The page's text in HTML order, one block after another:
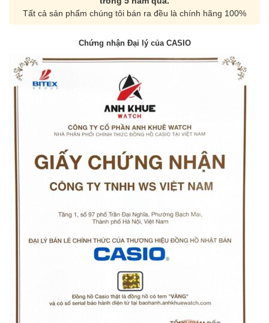
Tất cả sản phẩm chúng tôi bán ra đều là chính hãng 100%
Chứng nhận Đại lý của CASIO